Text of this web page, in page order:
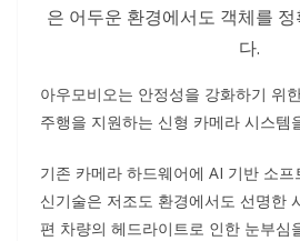
은 어두운 환경에서도 객체를
다.
아우모비오는 안정성을 강화하기 위
주행을 지원하는 신형 카메라 시스템
기존 카메라 하드웨어에 AI 기반 소
신기술은 저조도 환경에서도 선명한
편 차량의 헤드라이트로 인한 눈부심